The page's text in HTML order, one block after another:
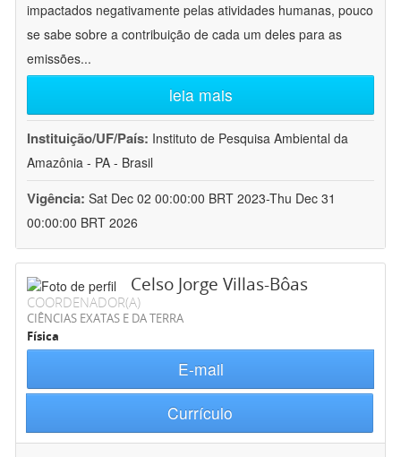
impactados negativamente pelas atividades humanas, pouco
se sabe sobre a contribuição de cada um deles para as
emissões...
leia mais
Instituição/UF/País: Instituto de Pesquisa Ambiental da
Amazônia - PA - Brasil
Vigência: Sat Dec 02 00:00:00 BRT 2023-Thu Dec 31
00:00:00 BRT 2026
Celso Jorge Villas-Bôas
COORDENADOR(A)
CIÊNCIAS EXATAS E DA TERRA
Física
E-mail
Currículo